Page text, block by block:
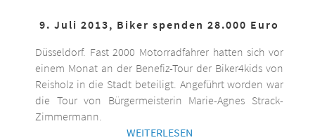
9. Juli 2013, Biker spenden 28.000 Euro
Düsseldorf. Fast 2000 Motorradfahrer hatten sich vor
einem Monat an der Benefiz-Tour der Biker4kids von
Reisholz in die Stadt beteiligt. Angeführt worden war
die Tour von Bürgermeisterin Marie-Agnes Strack-
Zimmermann.
WEITERLESEN